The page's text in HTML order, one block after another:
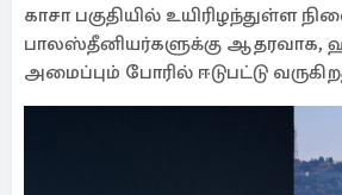
காசா பகுதியில் உயிரிழந்துள்ள
பாலஸ்தீனியர்களுக்கு ஆதரவாக,
அமைப்பும் போரில் ஈடுபட்டு